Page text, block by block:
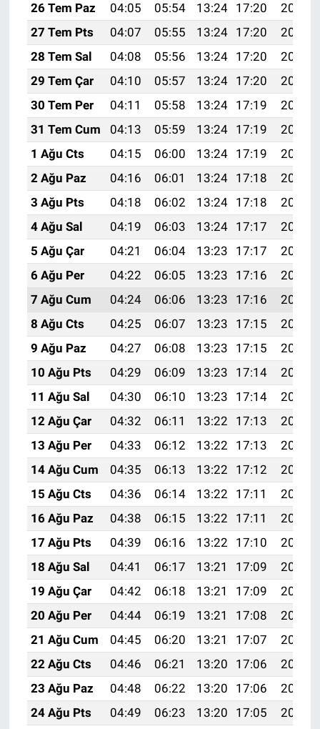
26 Tem Paz
04:05 05:54 13:24 17:20
20:43
27 Tem Pts
04:07 05:55 13:24 17:20
20:42
28 Tem Sal
04:08 05:56 13:24 17:20
20:41
29 Tem Çar
04:10 05:57 13:24 17:20
20:40
30 Tem Per
04:11 05:58 13:24 17:19
20:39
31 Tem Cum
04:13 05:59 13:24 17:19
20:38
1 Ağu Cts
04:15 06:00 13:24 17:19
20:37
2 Ağu Paz
04:16 06:01 13:24 17:18
20:36
3 Ağu Pts
04:18 06:02 13:24 17:18
20:35
4 Ağu Sal
04:19 06:03 13:24 17:17
20:34
5 Ağu Çar
04:21 06:04 13:23 17:17
20:33
6 Ağu Per
04:22 06:05 13:23 17:16
20:32
7 Ağu Cum
04:24 06:06 13:23 17:16
20:30
8 Ağu Cts
04:25 06:07 13:23 17:15
20:29
9 Ağu Paz
04:27 06:08 13:23 17:15
20:28
10 Ağu Pts
04:29 06:09 13:23 17:14
20:27
11 Ağu Sal
04:30 06:10 13:23 17:14
20:25
12 Ağu Çar
04:32 06:11 13:22 17:13
20:24
13 Ağu Per
04:33 06:12 13:22 17:13
20:23
14 Ağu Cum
04:35 06:13 13:22 17:12
20:21
15 Ağu Cts
04:36 06:14 13:22 17:11
20:20
16 Ağu Paz
04:38 06:15 13:22 17:11
20:18
17 Ağu Pts
04:39 06:16 13:22 17:10
20:17
18 Ağu Sal
04:41 06:17 13:21 17:09
20:15
19 Ağu Çar
04:42 06:18 13:21 17:09
20:14
20 Ağu Per
04:44 06:19 13:21 17:08
20:13
21 Ağu Cum
04:45 06:20 13:21 17:07
20:11
22 Ağu Cts
04:46 06:21 13:20 17:06
20:10
23 Ağu Paz
04:48 06:22 13:20 17:06
20:08
24 Ağu Pts
04:49 06:23 13:20 17:05
20:06